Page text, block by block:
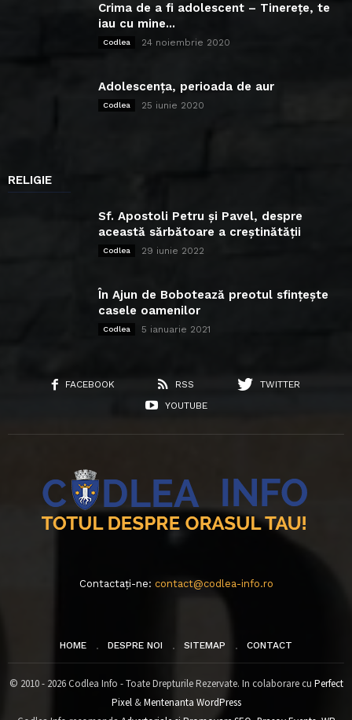
Crima de a fi adolescent – Tinerețe, te
iau cu mine...
Codlea 24 noiembrie 2020
Adolescența, perioada de aur
Codlea 25 iunie 2020
RELIGIE
Sf. Apostoli Petru și Pavel, despre
această sărbătoare a creștinătății
Codlea 29 iunie 2022
În Ajun de Bobotează preotul sfințește
casele oamenilor
Codlea 5 ianuarie 2021
FACEBOOK RSS
TWITTER
YOUTUBE
Contactați-ne: contact@codlea-info.ro
HOME DESPRE NOI SITEMAP CONTACT
© 2010 - 2026 Codlea Info - Toate Drepturile Rezervate. In colaborare cu Perfect
Pixel&Mentenanta WordPress